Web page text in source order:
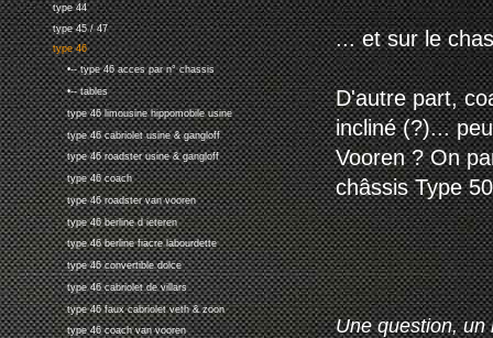
type 44
type 45 / 47
type 46
•-- type 46 acces par n° chassis
•-- tables
type 46 limousine hippomobile usine
type 46 cabriolet usine & gangloff
type 46 roadster usine & gangloff
type 46 coach
type 46 roadster van vooren
type 46 berline d ieteren
type 46 berline fiacre labourdette
type 46 convertible dolce
type 46 cabriolet de villars
type 46 faux cabriolet veth & zoon
type 46 coach van vooren
... et sur le
D'autre part,
incliné (?)...
Vooren ? On
châssis Type
Une question, un